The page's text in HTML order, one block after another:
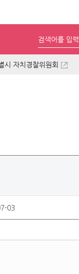
검색어를 입
시 자치경찰위원회
03